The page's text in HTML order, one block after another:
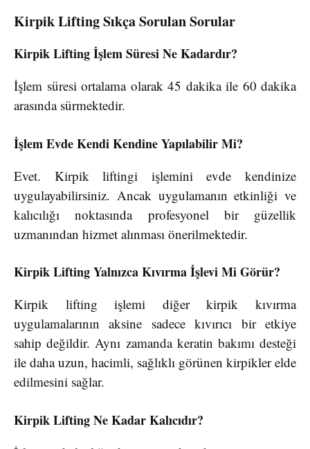
Kirpik Lifting Sıkça Sorulan Sorular
Kirpik Lifting İşlem Süresi Ne Kadardır?
İşlem süresi ortalama olarak 45 dakika ile 60 dakika
arasında sürmektedir.
İşlem Evde Kendi Kendine Yapılabilir Mi?
Evet. Kirpik liftingi işlemini evde kendinize
uygulayabilirsiniz. Ancak uygulamanın etkinliği ve
kalıcılığı noktasında profesyonel bir güzellik
uzmanından hizmet alınması önerilmektedir.
Kirpik Lifting Yalnızca Kıvırma İşlevi Mi Görür?
Kirpik lifting işlemi diğer kirpik kıvırma
uygulamalarının aksine sadece kıvırıcı bir etkiye
sahip değildir. Aynı zamanda keratin bakımı desteği
ile daha uzun, hacimli, sağlıklı görünen kirpikler elde
edilmesini sağlar.
Kirpik Lifting Ne Kadar Kalıcıdır?